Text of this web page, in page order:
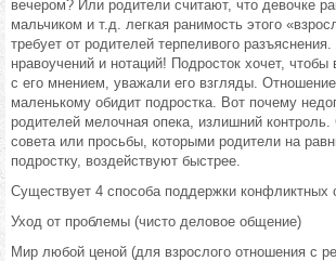
вечером? Или родители считают, что девочке
мальчиком и т.д. легкая ранимость этого
требует от родителей терпеливого
нравоучений и нотаций! Подросток хочет, чтобы
с его мнением, уважали его взгляды. Отношение
маленькому обидит подростка. Вот почему
родителей мелочная опека, излишний
совета или просьбы, которыми родители на
подростку, воздействуют быстрее.
Существует 4 способа поддержки конфликтных
Уход от проблемы (чисто деловое общение)
Мир любой ценой (для взрослого отношения с